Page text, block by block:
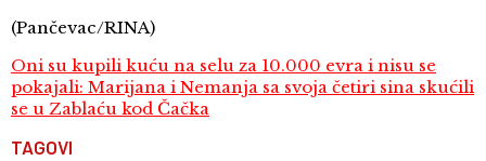
(Pančevac/RINA)
Oni su kupili kuću na selu za 10.000 evra i nisu se
pokajali: Marijana i Nemanja sa svoja četiri sina skućili
se u Zablaću kod Čačka
TAGOVI